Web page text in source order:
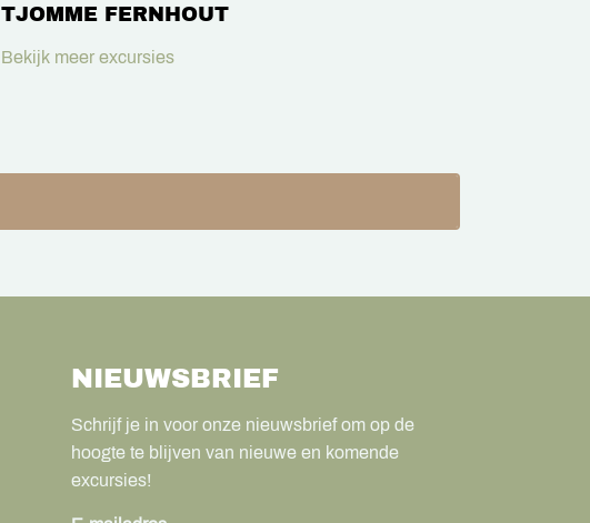
TJOMME FERNHOUT
Bekijk meer excursies
NIEUWSBRIEF
Schrijf je in voor onze nieuwsbrief om op de
hoogte te blijven van nieuwe en komende
excursies!